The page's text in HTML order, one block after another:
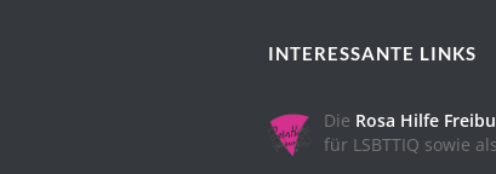
INTERESSANTE LINKS
Die Rosa Hilfe
für LSBTTIQ sowie